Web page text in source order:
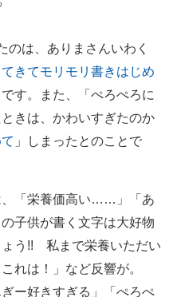
は、ありまさんいわく
きてモリモリ書きはじめ
す。また、「ぺろぺろに
きは、かわいすぎたのか
」しまったとのことで
「栄養価高い……」「あ
子供が書く文字は大好物
ょう!! 私まで栄養いただい
れは！」など反響が。
ー好きすぎる」「ぺろぺ